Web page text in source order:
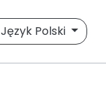
Język Polski